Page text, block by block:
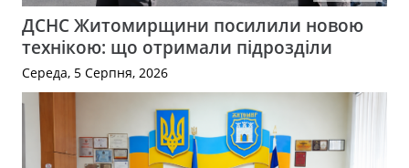
ДСНС Житомирщини посилили новою
технікою: що отримали підрозділи
Середа, 5 Серпня, 2026